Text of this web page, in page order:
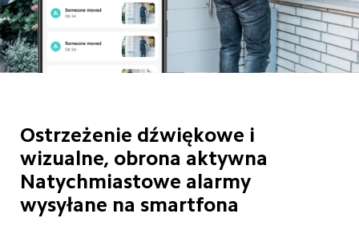
Ostrzeżenie dźwiękowe i
wizualne, obrona aktywna
Natychmiastowe alarmy
wysyłane na smartfona